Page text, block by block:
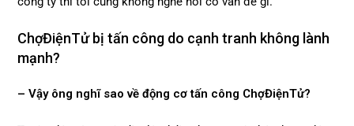
ChợĐiệnTử bị tấn công do cạnh tranh không lành
mạnh?
– Vậy ông nghĩ sao về động cơ tấn công ChợĐiệnTử?